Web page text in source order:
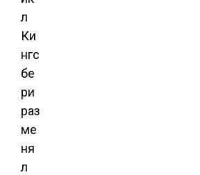
л
Ки
нгс
бе
ри
раз
ме
ня
л